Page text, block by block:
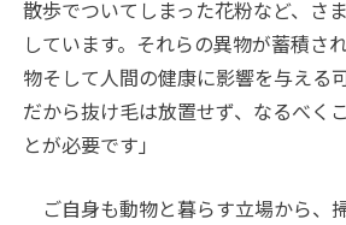
散歩でついてしまった花粉など、さ
しています。それらの異物が蓄積さ
物そして人間の健康に影響を与える
だから抜け毛は放置せず、なるべく
とが必要です」
ご自身も動物と暮らす立場から、